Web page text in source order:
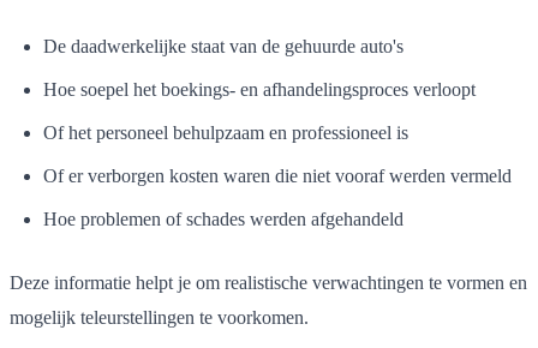
De daadwerkelijke staat van de gehuurde auto's
Hoe soepel het boekings- en afhandelingsproces verloopt
Of het personeel behulpzaam en professioneel is
Of er verborgen kosten waren die niet vooraf werden vermeld
Hoe problemen of schades werden afgehandeld
Deze informatie helpt je om realistische verwachtingen te vormen en
mogelijk teleurstellingen te voorkomen.